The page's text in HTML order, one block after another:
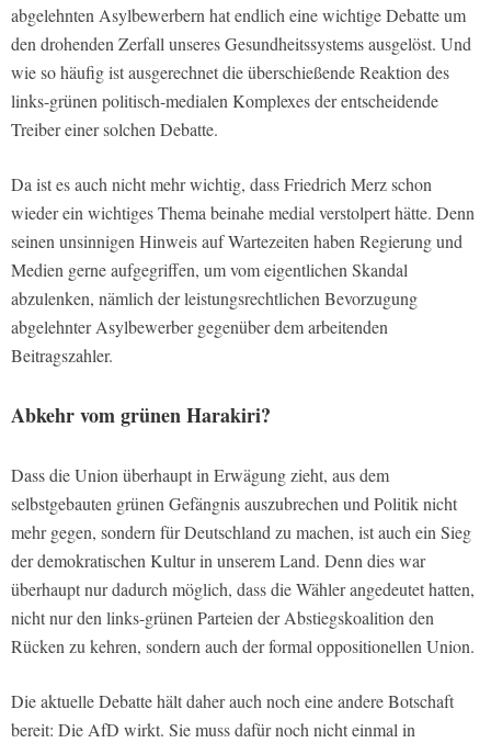
abgelehnten Asylbewerbern hat endlich eine wichtige Debatte um
den drohenden Zerfall unseres Gesundheitssystems ausgelöst. Und
wie so häufig ist ausgerechnet die überschießende Reaktion des
links-grünen politisch-medialen Komplexes der entscheidende
Treiber einer solchen Debatte.
Da ist es auch nicht mehr wichtig, dass Friedrich Merz schon
wieder ein wichtiges Thema beinahe medial verstolpert hätte. Denn
seinen unsinnigen Hinweis auf Wartezeiten haben Regierung und
Medien gerne aufgegriffen, um vom eigentlichen Skandal
abzulenken, nämlich der leistungsrechtlichen Bevorzugung
abgelehnter Asylbewerber gegenüber dem arbeitenden
Beitragszahler.
Abkehr vom grünen Harakiri?
Dass die Union überhaupt in Erwägung zieht, aus dem
selbstgebauten grünen Gefängnis auszubrechen und Politik nicht
mehr gegen, sondern für Deutschland zu machen, ist auch ein Sieg
der demokratischen Kultur in unserem Land. Denn dies war
überhaupt nur dadurch möglich, dass die Wähler angedeutet hatten,
nicht nur den links-grünen Parteien der Abstiegskoalition den
Rücken zu kehren, sondern auch der formal oppositionellen Union.
Die aktuelle Debatte hält daher auch noch eine andere Botschaft
bereit: Die AfD wirkt. Sie muss dafür noch nicht einmal in